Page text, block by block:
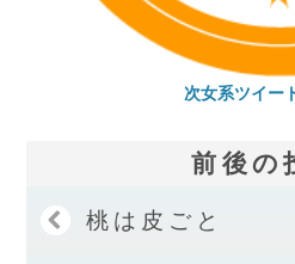
次女系ツイー
前後の
桃は皮ごと